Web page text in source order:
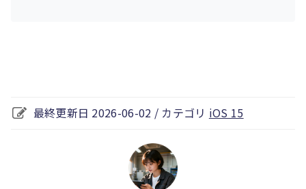
最終更新日 2026-06-02 / カテゴリ iOS 15